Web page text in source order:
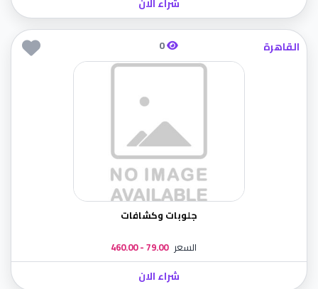
القاهرة
جلوبات وكشافات
السعر 79.00 - 460.00
شراء الان